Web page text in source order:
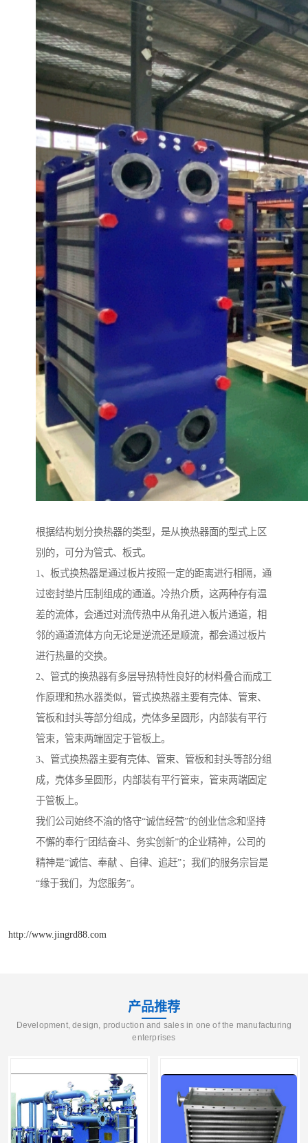
根据结构划分换热器的类型，是从换热器面的型式上区
别的，可分为管式、板式。
1、板式换热器是通过板片按照一定的距离进行相隔，通
过密封垫片压制组成的通道。冷热介质，这两种存有温
差的流体，会通过对流传热中从角孔进入板片通道，相
邻的通道流体方向无论是逆流还是顺流，都会通过板片
进行热量的交换。
2、管式的换热器有多层导热特性良好的材料叠合而成工
作原理和热水器类似，管式换热器主要有壳体、管束、
管板和封头等部分组成，壳体多呈圆形，内部装有平行
管束，管束两端固定于管板上。
3、管式换热器主要有壳体、管束、管板和封头等部分组
成，壳体多呈圆形，内部装有平行管束，管束两端固定
于管板上。
我们公司始终不渝的恪守“诚信经营”的创业信念和坚持
不懈的奉行“团结奋斗、务实创新”的企业精神，公司的
精神是“诚信、奉献 、自律、追赶”；我们的服务宗旨是
“缘于我们，为您服务”。
http://www.jingrd88.com
产品推荐
Development, design, production and sales in one of the manufacturing
enterprises